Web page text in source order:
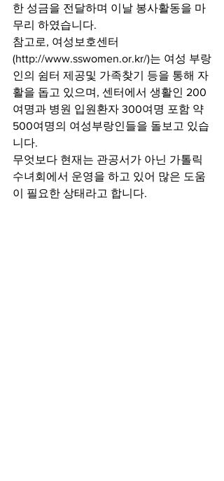
한 성금을 전달하며 이날 봉사활동을 마
무리 하였습니다.
참고로, 여성보호센터
(http://www.sswomen.or.kr/)는 여성 부랑
인의 쉼터 제공및 가족찾기 등을 통해 자
활을 돕고 있으며, 센터에서 생활인 200
여명과 병원 입원환자 300여명 포함 약
500여명의 여성부랑인들을 돌보고 있습
니다.
무엇보다 현재는 관공서가 아닌 가톨릭
수녀회에서 운영을 하고 있어 많은 도움
이 필요한 상태라고 합니다.